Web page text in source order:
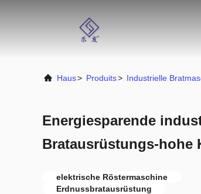
Haus> Produits> Industrielle
Energiesparende
Bratausrüstungs-hohe
elektrische Röstermaschine
Erdnussbratausrüstung